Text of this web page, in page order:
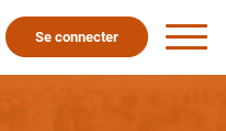
Se connecter